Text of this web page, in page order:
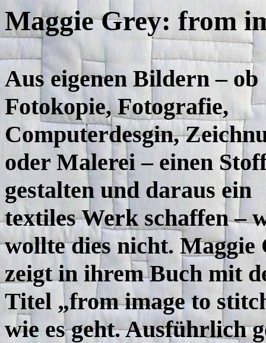
Maggie Grey: from
Aus eigenen Bildern – ob
Fotokopie, Fotografie,
Computerdesgin,
oder Malerei – einen
gestalten und daraus ein
textiles Werk schaffen –
wollte dies nicht. Maggie
zeigt in ihrem Buch mit
Titel „from image to
wie es geht. Ausführlich